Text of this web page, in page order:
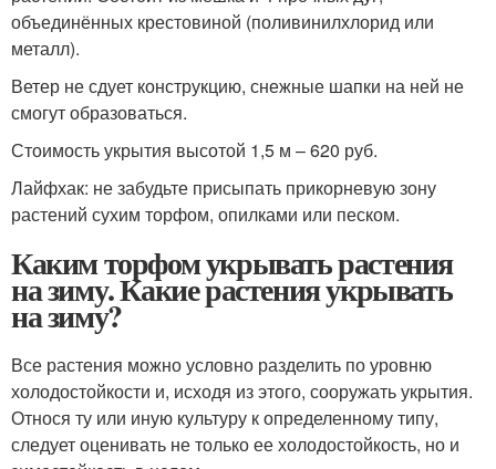
объединённых крестовиной (поливинил­хлорид или
металл).
Ветер не сдует конструкцию, снежные шапки на ней не
смогут образоваться.
Стоимость укрытия высотой 1,5 м – 620 руб.
Лайфхак: не забудьте присыпать прикорневую зону
растений сухим торфом, опилками или песком.
Каким торфом укрывать растения
на зиму. Какие растения укрывать
на зиму?
Все растения можно условно разделить по уровню
холодостойкости и, исходя из этого, сооружать укрытия.
Относя ту или иную культуру к определенному типу,
следует оценивать не только ее холодостойкость, но и